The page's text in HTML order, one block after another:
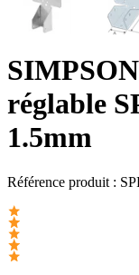
SIMPSON
réglable
1.5mm
Référence produit :